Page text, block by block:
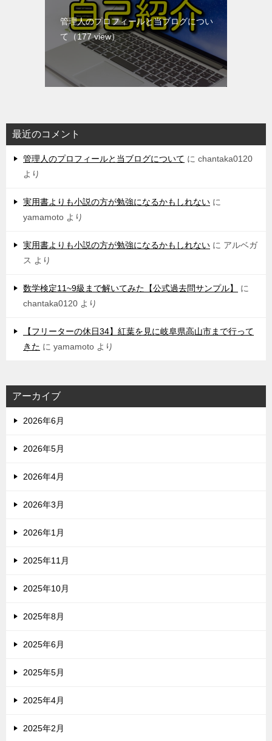
管理人のプロフィールと当ブログについ
て
（177 view）
最近のコメント
管理人のプロフィールと当ブログについて に chantaka0120
より
実用書よりも小説の方が勉強になるかもしれない に
yamamoto より
実用書よりも小説の方が勉強になるかもしれない に アルベガ
ス より
数学検定11~9級まで解いてみた【公式過去問サンプル】
に
chantaka0120 より
【フリーターの休日34】紅葉を見に岐阜県高山市まで行って
きた に yamamoto より
アーカイブ
2026年6月
2026年5月
2026年4月
2026年3月
2026年1月
2025年11月
2025年10月
2025年8月
2025年6月
2025年5月
2025年4月
2025年2月